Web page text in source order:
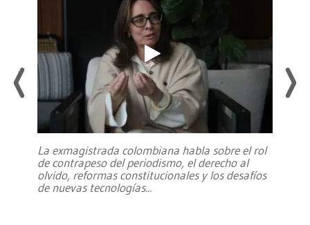
La exmagistrada colombiana habla sobre el rol
de contrapeso del periodismo, el derecho al
olvido, reformas constitucionales y los desafíos
de nuevas tecnologías...